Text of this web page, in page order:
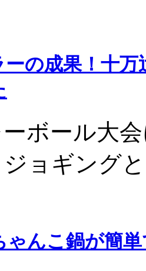
ーの成果！十
ボール大
ジョギング
ゃんこ鍋が簡